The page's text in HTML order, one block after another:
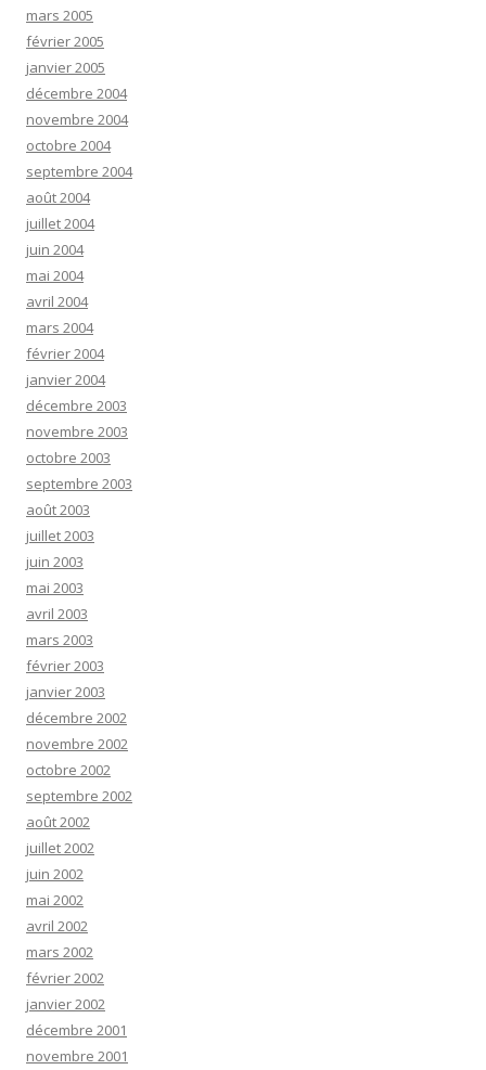
mars 2005
février 2005
janvier 2005
décembre 2004
novembre 2004
octobre 2004
septembre 2004
août 2004
juillet 2004
juin 2004
mai 2004
avril 2004
mars 2004
février 2004
janvier 2004
décembre 2003
novembre 2003
octobre 2003
septembre 2003
août 2003
juillet 2003
juin 2003
mai 2003
avril 2003
mars 2003
février 2003
janvier 2003
décembre 2002
novembre 2002
octobre 2002
septembre 2002
août 2002
juillet 2002
juin 2002
mai 2002
avril 2002
mars 2002
février 2002
janvier 2002
décembre 2001
novembre 2001